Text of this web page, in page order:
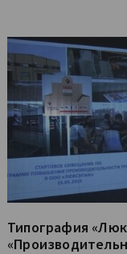
Типография